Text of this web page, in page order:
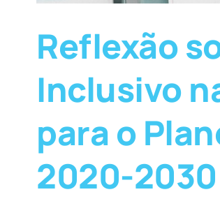
Reflexão
Inclusivo
para o
2020-2030